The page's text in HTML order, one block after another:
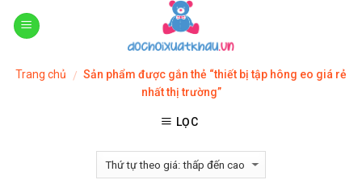
Skip
Trang chủ / Sản phẩm được gắn thẻ “thiết bị tập hông eo giá rẻ
nhất thị trường”
LỌC